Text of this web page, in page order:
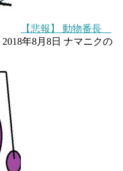
【悲報】 動物番長
2018年8月8日 ナマニクの